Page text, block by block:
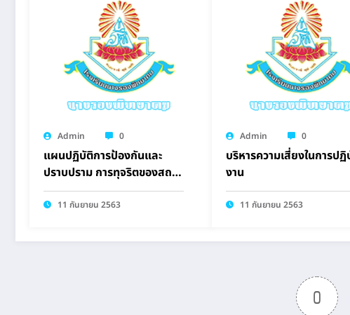
Admin 0
แผนปฏิบัติการป้องกันและ
ปราบปราม การทุจริตของสถาน
ศึกษา ประจำปี 2563
11 กันยายน 2563
Admin 0
บริหารความเสี่ยงในการป
งาน
11 กันยายน 2563
0